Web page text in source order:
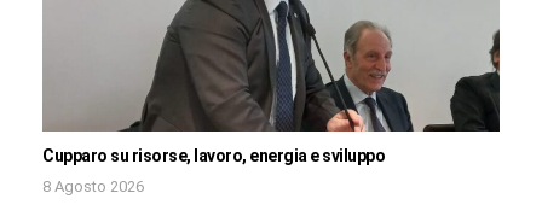
Cupparo su risorse, lavoro, energia e sviluppo
8 Agosto 2026